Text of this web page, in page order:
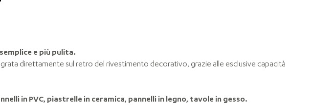
e più pulita.
direttamente sul retro del rivestimento decorativo, grazie alle esclusive capacità
in PVC, piastrelle in ceramica, pannelli in legno, tavole in gesso.